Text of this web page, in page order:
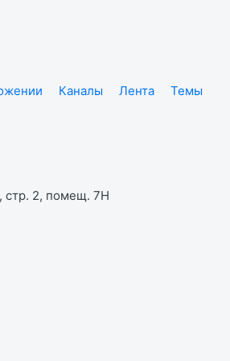
Каналы Лента
Темы
стр. 2, помещ. 7Н